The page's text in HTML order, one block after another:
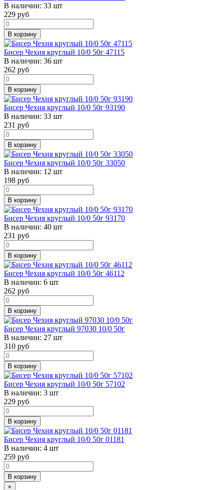
В наличии: 33 шт
229 руб
В корзину
Бисер Чехия круглый 10/0 50г 47115
В наличии: 36 шт
262 руб
В корзину
Бисер Чехия круглый 10/0 50г 93190
В наличии: 33 шт
231 руб
В корзину
Бисер Чехия круглый 10/0 50г 33050
В наличии: 12 шт
198 руб
В корзину
Бисер Чехия круглый 10/0 50г 93170
В наличии: 40 шт
231 руб
В корзину
Бисер Чехия круглый 10/0 50г 46112
В наличии: 6 шт
262 руб
В корзину
Бисер Чехия круглый 97030 10/0 50г
В наличии: 27 шт
310 руб
В корзину
Бисер Чехия круглый 10/0 50г 57102
В наличии: 3 шт
229 руб
В корзину
Бисер Чехия круглый 10/0 50г 01181
В наличии: 4 шт
259 руб
В корзину
×